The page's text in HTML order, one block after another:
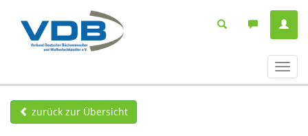
ein-/
zurück zur Übersicht